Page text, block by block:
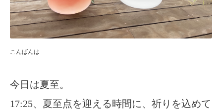
こんばんは
今日は夏至。
17:25、夏至点を迎える時間に、祈りを込めて